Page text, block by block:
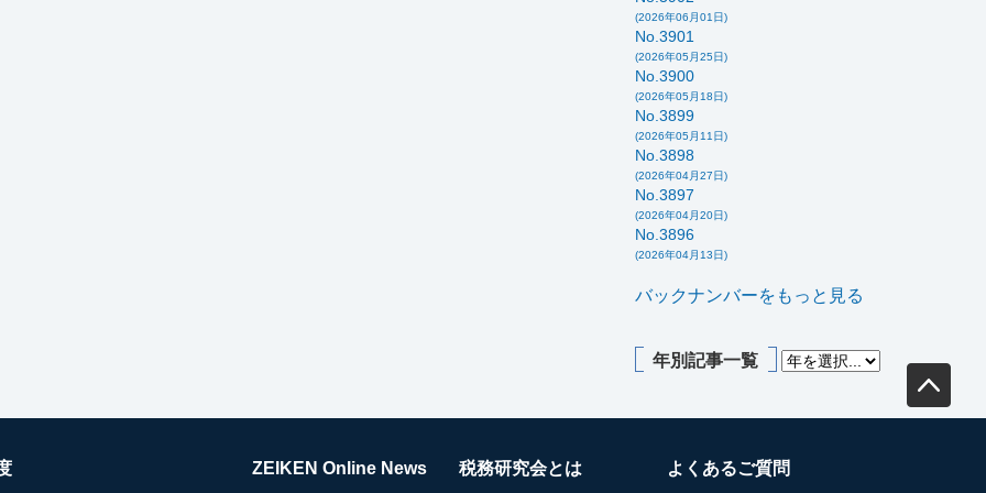
(2026年06月01日)
No.3901
(2026年05月25日)
No.3900
(2026年05月18日)
No.3899
(2026年05月11日)
No.3898
(2026年04月27日)
No.3897
(2026年04月20日)
No.3896
(2026年04月13日)
バックナンバーをもっと見る
年別記事一覧
ZEIKEN Online News 税務研究会とは よくあるご質問